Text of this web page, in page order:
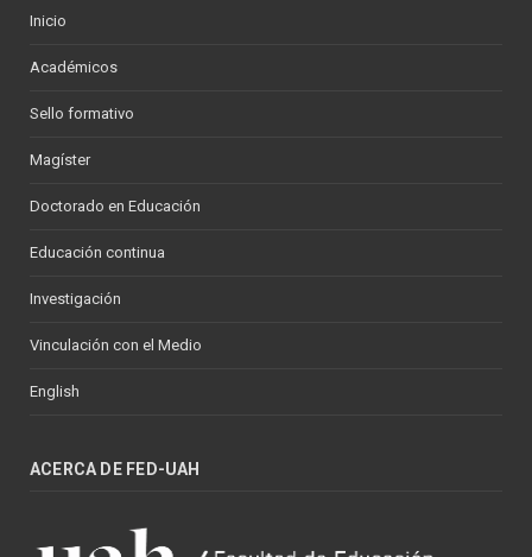
Inicio
Académicos
Sello formativo
Magíster
Doctorado en Educación
Educación continua
Investigación
Vinculación con el Medio
English
ACERCA DE FED-UAH